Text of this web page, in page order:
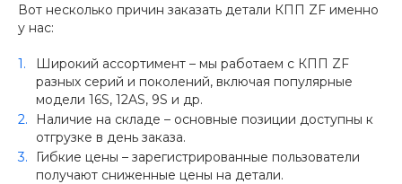
Вот несколько причин заказать детали КПП ZF именно
у нас:
Широкий ассортимент – мы работаем с КПП ZF
разных серий и поколений, включая популярные
модели 16S, 12AS, 9S и др.
Наличие на складе – основные позиции доступны к
отгрузке в день заказа.
Гибкие цены – зарегистрированные пользователи
получают сниженные цены на детали.